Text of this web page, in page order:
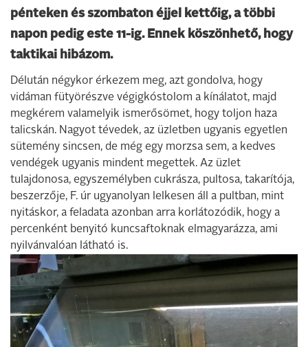
pénteken és szombaton éjjel kettőig, a többi
napon pedig este 11-ig. Ennek köszönhető, hogy
taktikai hibázom.
Délután négykor érkezem meg, azt gondolva, hogy
vidáman fütyörészve végigkóstolom a kínálatot, majd
megkérem valamelyik ismerősömet, hogy toljon haza
talicskán. Nagyot tévedek, az üzletben ugyanis egyetlen
sütemény sincsen, de még egy morzsa sem, a kedves
vendégek ugyanis mindent megettek. Az üzlet
tulajdonosa, egyszemélyben cukrásza, pultosa, takarítója,
beszerzője, F. úr ugyanolyan lelkesen áll a pultban, mint
nyitáskor, a feladata azonban arra korlátozódik, hogy a
percenként benyitó kuncsaftoknak elmagyarázza, ami
nyilvánvalóan látható is.